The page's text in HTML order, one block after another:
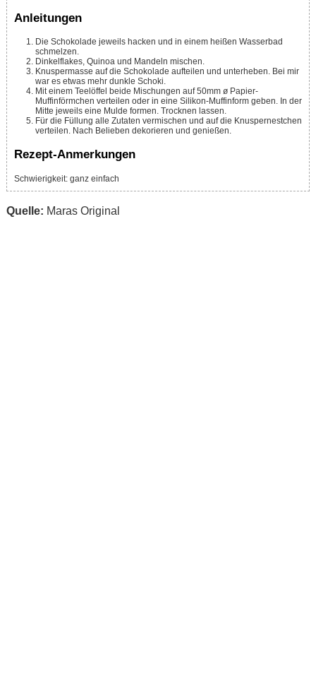
Anleitungen
Die Schokolade jeweils hacken und in einem heißen Wasserbad
schmelzen.
Dinkelflakes, Quinoa und Mandeln mischen.
Knuspermasse auf die Schokolade aufteilen und unterheben. Bei mir
war es etwas mehr dunkle Schoki.
Mit einem Teelöffel beide Mischungen auf 50mm ø Papier-
Muffinförmchen verteilen oder in eine Silikon-Muffinform geben. In der
Mitte jeweils eine Mulde formen. Trocknen lassen.
Für die Füllung alle Zutaten vermischen und auf die Knuspernestchen
verteilen. Nach Belieben dekorieren und genießen.
Rezept-Anmerkungen
Schwierigkeit: ganz einfach
Quelle: Maras Original